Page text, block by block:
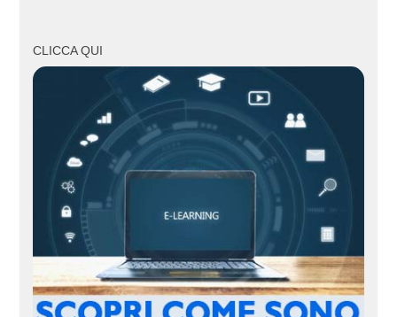
CLICCA QUI